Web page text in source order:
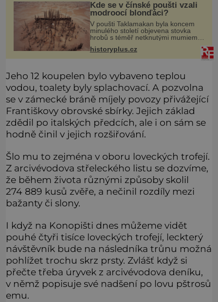
Kde se v čínské poušti vzali
modroocí blonďáci?
V poušti Taklamakan byla koncem
minulého století objevena stovka
hrobů s téměř netknutými mumiemi.
Všichni mrtví byli pohřbeni s úctou a
četnými milodary. Asi nejvíc přitom
vědce zaujal hrob tříměsíčn
historyplus.cz
Jeho 12 koupelen bylo vybaveno teplou
vodou, toalety byly splachovací. A pozvolna
se v zámecké bráně míjely povozy přivážející
Františkovy obrovské sbírky. Jejich základ
zdědil po italských předcích, ale i on sám se
hodně činil v jejich rozšiřování.
Šlo mu to zejména v oboru loveckých trofejí.
Z arcivévodova střeleckého listu se dozvíme,
že během života různými způsoby skolil
274 889 kusů zvěře, a nečinil rozdíly mezi
bažanty či slony.
I když na Konopišti dnes můžeme vidět
pouhé čtyři tisíce loveckých trofejí, leckterý
návštěvník bude na následníka trůnu možná
pohlížet trochu skrz prsty. Zvlášť když si
přečte třeba úryvek z arcivévodova deníku,
v němž popisuje své nadšení po lovu pštrosů
emu.